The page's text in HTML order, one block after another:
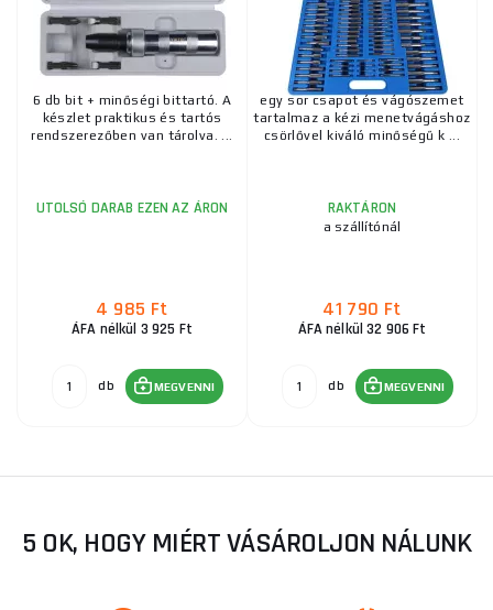
6 db bit + minőségi bittartó. A
készlet praktikus és tartós
rendszerezőben van tárolva. ...
UTOLSÓ DARAB EZEN AZ ÁRON
4 985 Ft
ÁFA nélkül 3 925 Ft
db MEGVENNI
egy sor csapot és vágószemet
tartalmaz a kézi menetvágáshoz
csörlővel kiváló minőségű k ...
RAKTÁRON
a szállítónál
41 790 Ft
ÁFA nélkül 32 906 Ft
db MEGVENNI
5 OK, HOGY MIÉRT VÁSÁROLJON NÁLUNK